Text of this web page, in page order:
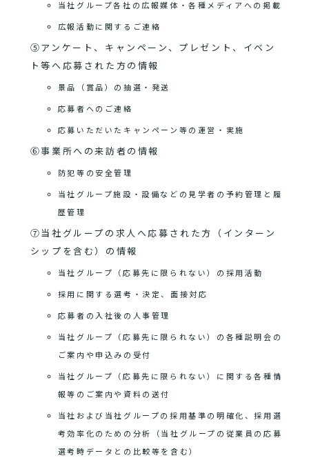
当社グループ各社の広報媒体・各種メディアへの掲載
広報活動に関するご連絡
⑤アンケート、キャンペーン、プレゼント、イベン
ト等へ応募された方の情報
景品（賞品）の抽選・発送
応募者へのご連絡
応募いただいたキャンペーン等の運営・実施
⑥事業所への来訪者の情報
防犯等の安全管理
当社グループ施設・設備などの見学者の予約管理と履
歴管理
⑦当社グループの求人へ応募された方（インターン
シップを含む）の情報
当社グループ（応募先に限られない）の採用活動
採用に関する選考・決定、面接対応
応募者の入社後の人事管理
当社グループ（応募先に限られない）の各種説明会の
ご案内や申込みの受付
当社グループ（応募先に限られない）に関する各種情
報等のご案内や資料の送付
当社および当社グループの採用基準の明確化、採用選
考効率化のための分析（当社グループの従業員の応募
選考時データとの比較等を含む）